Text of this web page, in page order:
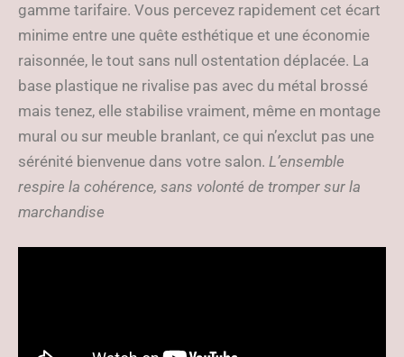
gamme tarifaire. Vous percevez rapidement cet écart
minime entre une quête esthétique et une économie
raisonnée, le tout sans null ostentation déplacée. La
base plastique ne rivalise pas avec du métal brossé
mais tenez, elle stabilise vraiment, même en montage
mural ou sur meuble branlant, ce qui n’exclut pas une
sérénité bienvenue dans votre salon. L’ensemble
respire la cohérence, sans volonté de tromper sur la
marchandise